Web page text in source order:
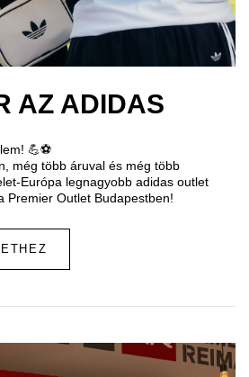
AZ ADIDAS
💪⚽
még több áruval és még több
Európa legnagyobb adidas outlet
Premier Outlet Budapestben!